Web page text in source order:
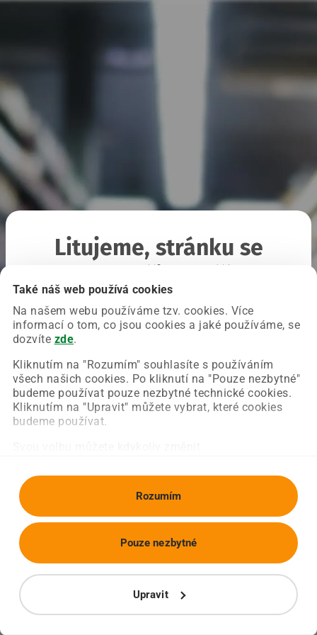
Také náš web používá cookies
Na našem webu používáme tzv. cookies. Více
informací o tom, co jsou cookies a jaké používáme, se
dozvíte zde.
Kliknutím na "Rozumím" souhlasíte s používáním
všech našich cookies. Po kliknutí na "Pouze nezbytné"
budeme používat pouze nezbytné technické cookies.
Kliknutím na "Upravit" můžete vybrat, které cookies
budeme používat.
Rozumím
Upravit
Pouze nezbytné
Litujeme, stránku se
Chyba nastala na naší straně a už ji opravujeme.
Zkuste prosím znovu načíst požadovanou stránku.
Obnovit stránku Úvodní strana